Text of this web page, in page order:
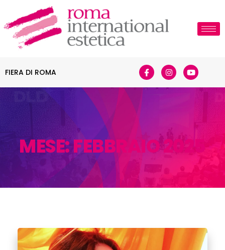
FIERA DI ROMA
MESE:FEBBRAIO 2025